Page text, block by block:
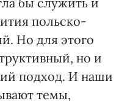
польско-
Но для этого
но и
подход. И наши
темы,